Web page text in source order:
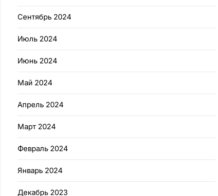
Сентябрь 2024
Июль 2024
Июнь 2024
Май 2024
Апрель 2024
Март 2024
Февраль 2024
Январь 2024
Декабрь 2023